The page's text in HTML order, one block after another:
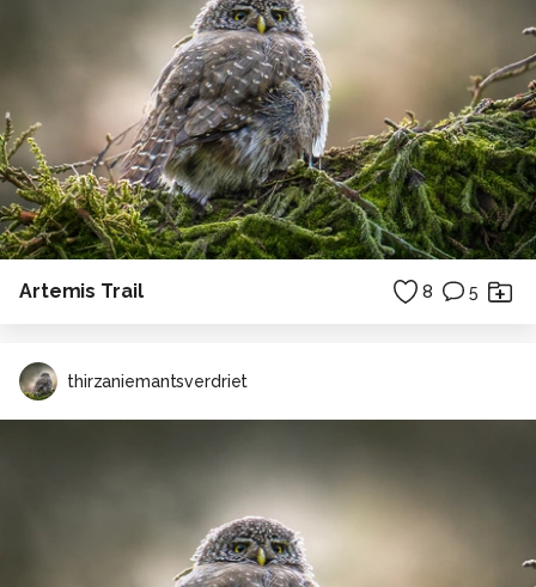
Artemis Trail 8 5
thirzaniemantsverdriet